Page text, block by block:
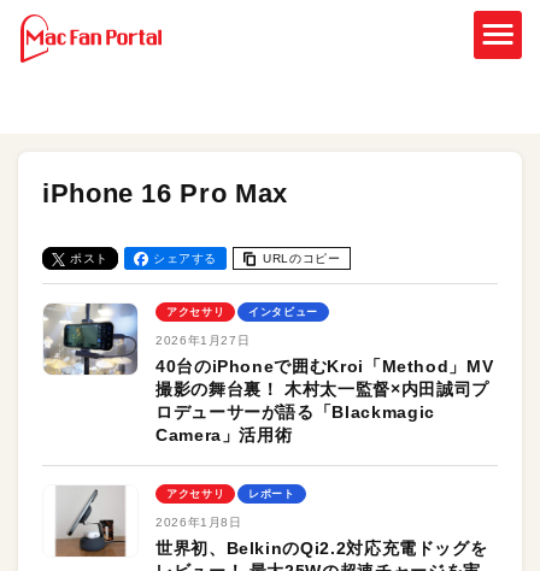
iPhone 16 Pro Max
ポスト シェアする URLのコピー
アクセサリ インタビュー
2026年1月27日
40台のiPhoneで囲むKroi「Method」MV
撮影の舞台裏！ 木村太一監督×内田誠司プ
ロデューサーが語る「Blackmagic
Camera」活用術
アクセサリ レポート
2026年1月8日
世界初、BelkinのQi2.2対応充電ドッグを